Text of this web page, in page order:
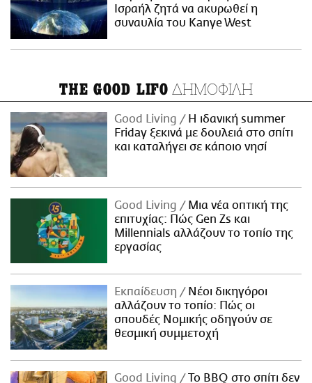
Ισραήλ ζητά να ακυρωθεί η
συναυλία του Kanye West
THE GOOD LIFO ΔΗΜΟΦΙΛΗ
Good Living
Η ιδανική summer
Friday ξεκινά με δουλειά στο σπίτι
και καταλήγει σε κάποιο νησί
Good Living
Μια νέα οπτική της
επιτυχίας: Πώς Gen Zs και
Millennials αλλάζουν το τοπίο της
εργασίας
Εκπαίδευση
Νέοι δικηγόροι
αλλάζουν το τοπίο: Πώς οι
σπουδές Νομικής οδηγούν σε
θεσμική συμμετοχή
Good Living
Το BBQ στο σπίτι δεν